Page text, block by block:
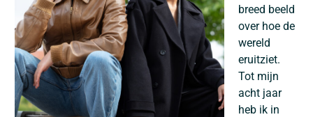
breed beeld
over hoe de
wereld
eruitziet.
Tot mijn
acht jaar
heb ik in